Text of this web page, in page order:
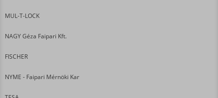
MUL-T-LOCK
NAGY Géza Faipari Kft.
FISCHER
NYME - Faipari Mérnöki Kar